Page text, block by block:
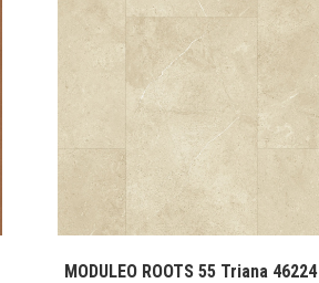
MODULEO ROOTS 55 Triana 46224